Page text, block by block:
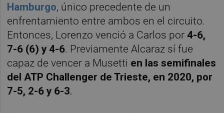
Hamburgo, único precedente de un
enfrentamiento entre ambos en el circuito.
Entonces, Lorenzo venció a Carlos por 4-6,
7-6 (6) y 4-6. Previamente Alcaraz sí fue
capaz de vencer a Musetti en las semifinales
del ATP Challenger de Trieste, en 2020, por
7-5, 2-6 y 6-3.